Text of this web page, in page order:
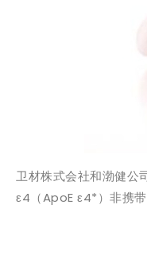
卫材株式会社和渤健公
ε4（ApoE ε4*）非携